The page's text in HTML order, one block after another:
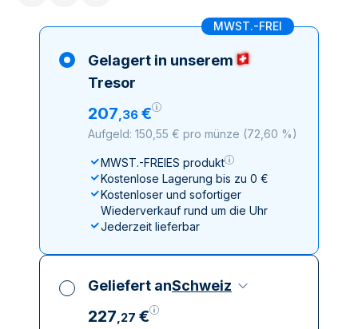
MWST.-FREI
Gelagert in unserem
Tresor
207,36 €
Aufgeld: 150,55 € pro münze (72,60 %)
MWST.-FREIES produkt
Kostenlose Lagerung bis zu 0 €
Kostenloser und sofortiger
Wiederverkauf rund um die Uhr
Jederzeit lieferbar
Geliefert anSchweiz
227,27 €